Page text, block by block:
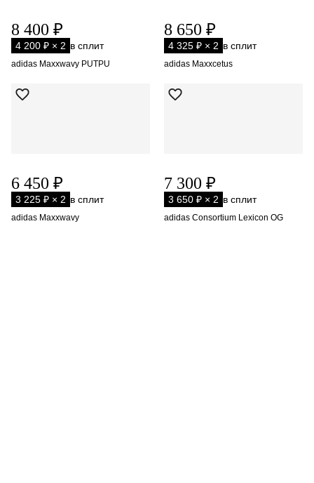
8 400 ₽
4 200 ₽ × 2 в сплит
adidas Maxxwavy PUTPU
8 650 ₽
4 325 ₽ × 2 в сплит
adidas Maxxcetus
6 450 ₽
3 225 ₽ × 2 в сплит
adidas Maxxwavy
7 300 ₽
3 650 ₽ × 2 в сплит
adidas Consortium Lexicon OG